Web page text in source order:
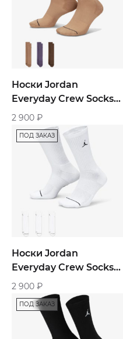
Носки Jordan
Everyday Crew Socks
Multi Color 3-Pairs
2 900 ₽
ПОД ЗАКАЗ
Носки Jordan
Everyday Crew Socks
White 3-Pairs
2 900 ₽
ПОД ЗАКАЗ